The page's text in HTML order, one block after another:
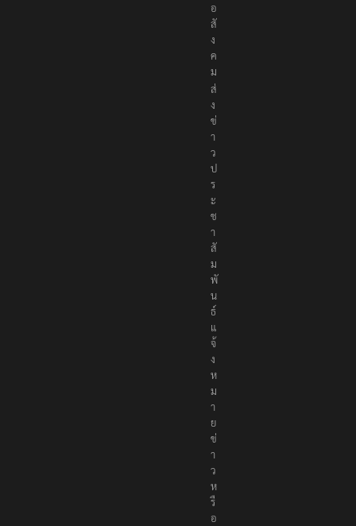
อ
สั
ง
ค
ม
ส่
ง
ข่
า
ว
ป
ร
ะ
ช
า
สั
ม
พั
น
ธ์
แ
จ้
ง
ห
ม
า
ย
ข่
า
ว
ห
รื
อ